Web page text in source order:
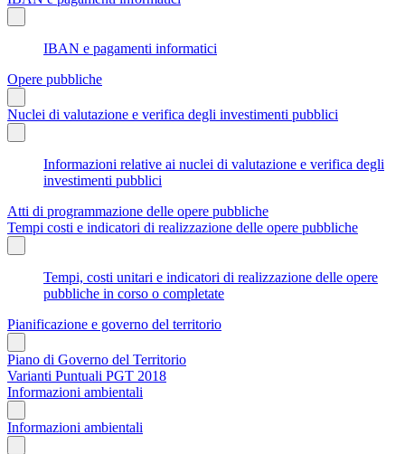
IBAN e pagamenti informatici
Opere pubbliche
Nuclei di valutazione e verifica degli investimenti pubblici
Informazioni relative ai nuclei di valutazione e verifica degli
investimenti pubblici
Atti di programmazione delle opere pubbliche
Tempi costi e indicatori di realizzazione delle opere pubbliche
Tempi, costi unitari e indicatori di realizzazione delle opere
pubbliche in corso o completate
Pianificazione e governo del territorio
Piano di Governo del Territorio
Varianti Puntuali PGT 2018
Informazioni ambientali
Informazioni ambientali